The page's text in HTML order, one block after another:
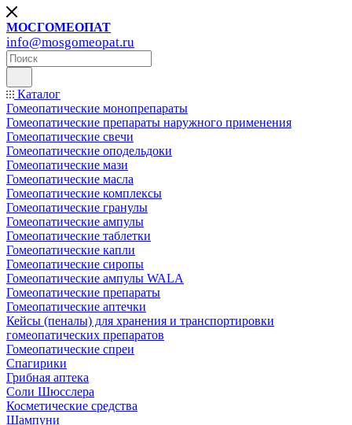
МОСГОМЕОПАТ
info@mosgomeopat.ru
Каталог
Гомеопатические монопрепараты
Гомеопатические препараты наружного применения
Гомеопатические свечи
Гомеопатические оподельдоки
Гомеопатические мази
Гомеопатические масла
Гомеопатические комплексы
Гомеопатические гранулы
Гомеопатические ампулы
Гомеопатические таблетки
Гомеопатические капли
Гомеопатические сиропы
Гомеопатические ампулы WALA
Гомеопатические препараты
Гомеопатические аптечки
Кейсы (пеналы) для хранения и транспортировки
гомеопатических препаратов
Гомеопатические спреи
Спагирики
Грибная аптека
Соли Шюсслера
Косметические средства
Шампуни